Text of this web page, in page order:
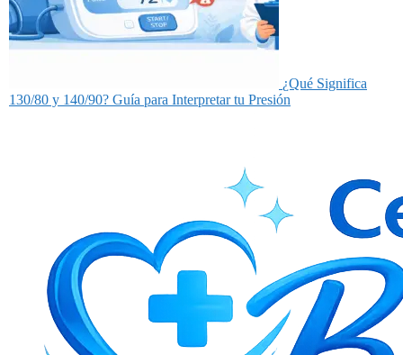
¿Qué Significa
130/80 y 140/90? Guía para Interpretar tu Presión